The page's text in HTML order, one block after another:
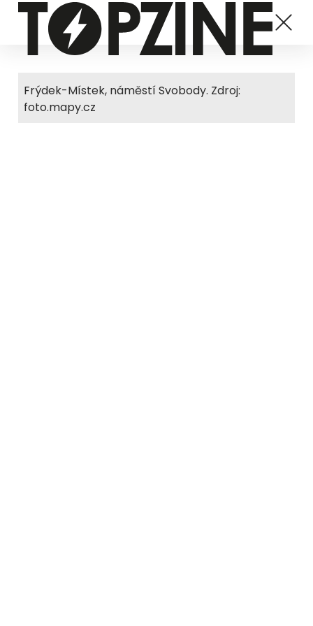
Frýdek-Místek, náměstí Svobody. Zdroj:
foto.mapy.cz